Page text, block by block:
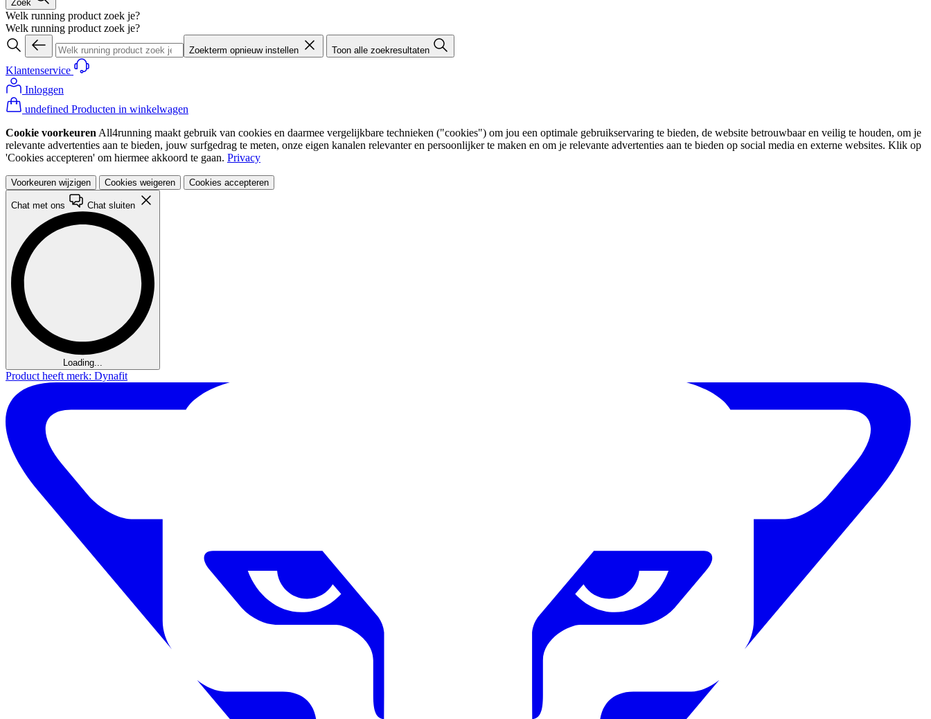
Zoek
Welk running product zoek je?
Welk running product zoek je?
Zoekterm opnieuw instellen Toon alle zoekresultaten
Klantenservice
Inloggen
undefined Producten in winkelwagen
Cookie voorkeuren All4running maakt gebruik van cookies en daarmee vergelijkbare technieken ("cookies") om jou een optimale gebruikservaring te bieden, de website betrouwbaar en veilig te houden, om je
relevante advertenties aan te bieden, jouw surfgedrag te meten, onze eigen kanalen relevanter en persoonlijker te maken en om je relevante advertenties aan te bieden op social media en externe websites. Klik op
'Cookies accepteren' om hiermee akkoord te gaan. Privacy
Voorkeuren wijzigen Cookies weigeren Cookies accepteren
Chat met ons Chat sluiten
Loading...
Product heeft merk: Dynafit